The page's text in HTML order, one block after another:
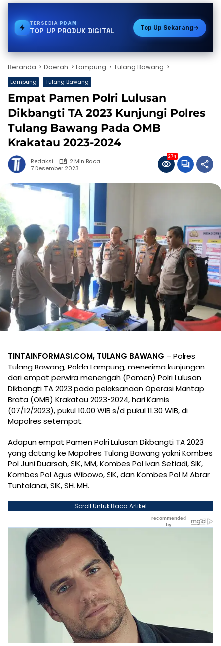
TERSEDIABPJS
TOP UP PRODUK DIGITAL Top Up Sekarang
Beranda Daerah Lampung Tulang Bawang
Lampung Tulang Bawang
Empat Pamen Polri Lulusan
Dikbangti TA 2023 Kunjungi Polres
Tulang Bawang Pada OMB
Krakatau 2023-2024
Redaksi
2 Min Baca
7 Desember 2023
274
TINTAINFORMASI.COM, TULANG BAWANG – Polres
Tulang Bawang, Polda Lampung, menerima kunjungan
dari empat perwira menengah (Pamen) Polri Lulusan
Dikbangti TA 2023 pada pelaksanaan Operasi Mantap
Brata (OMB) Krakatau 2023-2024, hari Kamis
(07/12/2023), pukul 10.00 WIB s/d pukul 11.30 WIB, di
Mapolres setempat.
Adapun empat Pamen Polri Lulusan Dikbangti TA 2023
yang datang ke Mapolres Tulang Bawang yakni Kombes
Pol Juni Duarsah, SIK, MM, Kombes Pol Ivan Setiadi, SIK,
Kombes Pol Agus Wibowo, SIK, dan Kombes Pol M Abrar
Tuntalanai, SIK, SH, MH.
Scroll Untuk Baca Artikel